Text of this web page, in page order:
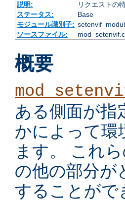
説明:
リクエストの
ステータス:
Base
モジュール識別子:
ソースファイル:
mod_setenvif.c
概要
ある側面が指
かによって環
ます。 これ
の他の部分が
することがで